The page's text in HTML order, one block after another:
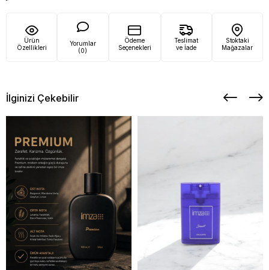
Ürün
Özellikleri
Yorumlar
(0)
Ödeme
Seçenekleri
Teslimat
ve İade
Stoktaki
Mağazalar
İlginizi Çekebilir